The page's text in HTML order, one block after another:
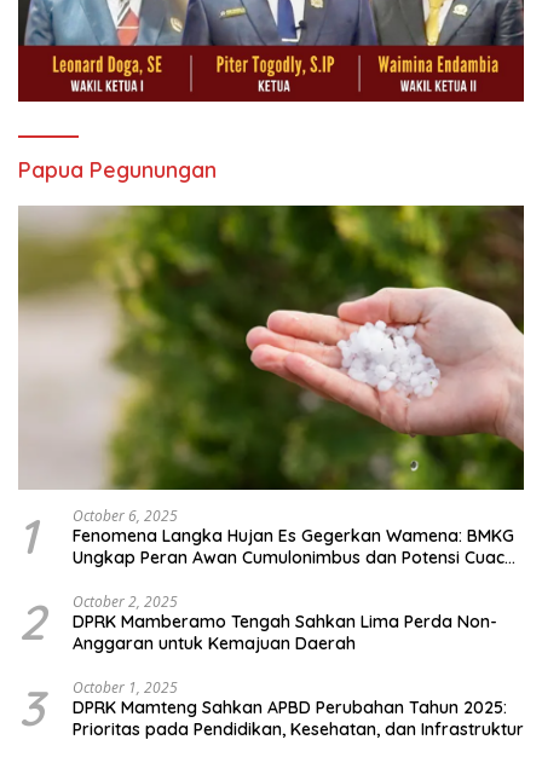
Papua Pegunungan
1 October 6, 2025
Fenomena Langka Hujan Es Gegerkan Wamena: BMKG
Ungkap Peran Awan Cumulonimbus dan Potensi Cuaca
2 October 2, 2025
DPRK Mamberamo Tengah Sahkan Lima Perda Non-
Anggaran untuk Kemajuan Daerah
3 October 1, 2025
DPRK Mamteng Sahkan APBD Perubahan Tahun 2025:
Prioritas pada Pendidikan, Kesehatan, dan Infrastruktur